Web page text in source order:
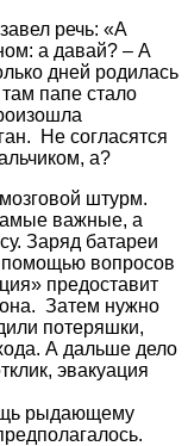
речь: «А
а давай? – А
дней родилась
папе стало
Не согласятся
а?
штурм.
важные, а
Заряд батареи
вопросов
предоставит
Затем нужно
потеряшки,
А дальше дело
эвакуация
рыдающему